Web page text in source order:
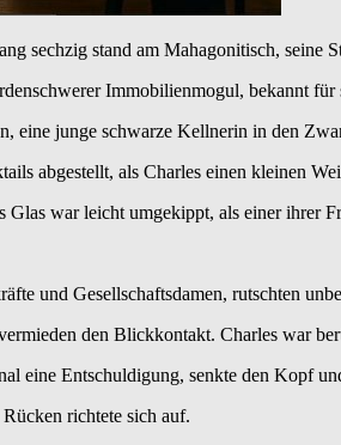
sechzig stand am Mahagonitisch, seine
Immobilienmogul, bekannt für
eine junge schwarze Kellnerin in den
abgestellt, als Charles einen kleinen
war leicht umgekippt, als einer ihrer
und Gesellschaftsdamen, rutschten
den Blickkontakt. Charles war
eine Entschuldigung, senkte den Kopf
richtete sich auf.